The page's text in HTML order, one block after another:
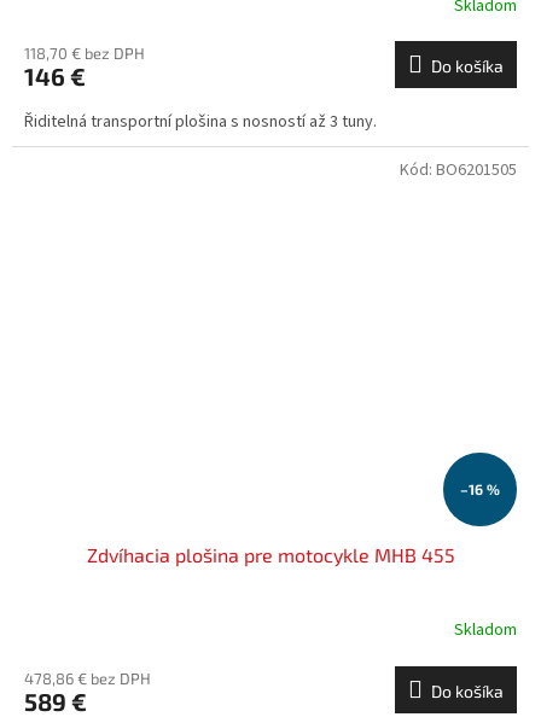
Skladom
118,70 € bez DPH
146 € Do košíka
Řiditelná transportní plošina s nosností až 3 tuny.
–16 %
Zdvíhacia plošina pre motocykle MHB 455
Skladom
478,86 € bez DPH
589 € Do košíka
Kód: BO6201505